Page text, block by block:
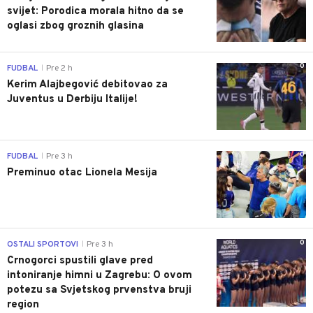
svijet: Porodica morala hitno da se
oglasi zbog groznih glasina
0
FUDBAL Pre 2 h
Kerim Alajbegović debitovao za
Juventus u Derbiju Italije!
0
FUDBAL Pre 3 h
Preminuo otac Lionela Mesija
0
OSTALI SPORTOVI Pre 3 h
Crnogorci spustili glave pred
intoniranje himni u Zagrebu: O ovom
potezu sa Svjetskog prvenstva bruji
region